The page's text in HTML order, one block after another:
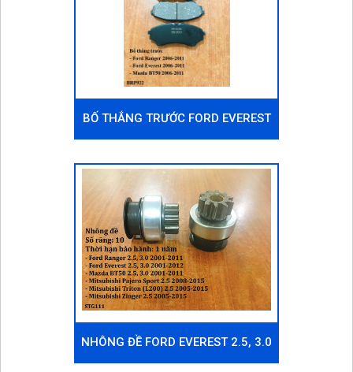
BỐ THẮNG TRƯỚC FORD EVEREST
NHÔNG ĐỀ FORD EVEREST 2.5, 3.0